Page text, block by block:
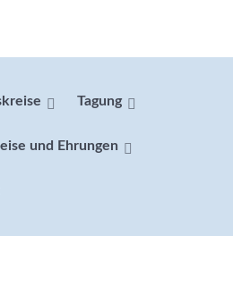
Tagung
und Ehrungen